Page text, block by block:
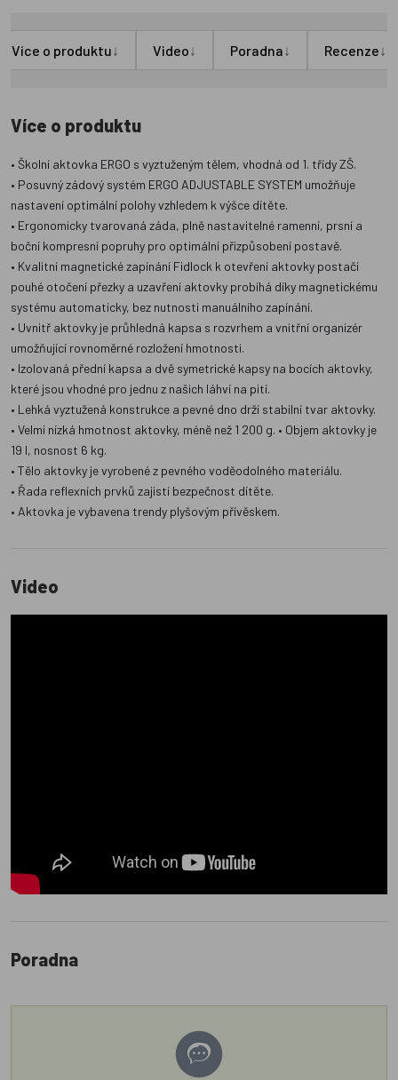
Více o produktu↓ Video↓ Poradna↓ Recenze↓
Více o produktu
• Školní aktovka ERGO s vyztuženým tělem, vhodná od 1. třídy ZŠ.
• Posuvný zádový systém ERGO ADJUSTABLE SYSTEM umožňuje
nastavení optimální polohy vzhledem k výšce dítěte.
• Ergonomicky tvarovaná záda, plně nastavitelné ramenní, prsní a
boční kompresní popruhy pro optimální přizpůsobení postavě.
• Kvalitní magnetické zapínání Fidlock k otevření aktovky postačí
pouhé otočení přezky a uzavření aktovky probíhá díky magnetickému
systému automaticky, bez nutnosti manuálního zapínání.
• Uvnitř aktovky je průhledná kapsa s rozvrhem a vnitřní organizér
umožňující rovnoměrné rozložení hmotnosti.
• Izolovaná přední kapsa a dvě symetrické kapsy na bocích aktovky,
které jsou vhodné pro jednu z našich láhví na pití.
• Lehká vyztužená konstrukce a pevné dno drží stabilní tvar aktovky.
• Velmi nízká hmotnost aktovky, méně než 1 200 g. • Objem aktovky je
19 l, nosnost 6 kg.
• Tělo aktovky je vyrobené z pevného voděodolného materiálu.
• Řada reflexních prvků zajistí bezpečnost dítěte.
• Aktovka je vybavena trendy plyšovým přívěskem.
Video
Poradna